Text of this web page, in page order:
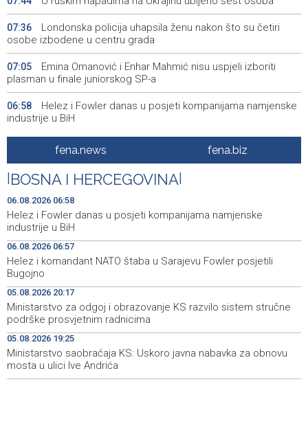
07:36
Londonska policija uhapsila ženu nakon što su četiri
osobe izbodene u centru grada
07:05
Emina Omanović i Enhar Mahmić nisu uspjeli izboriti
plasman u finale juniorskog SP-a
06:58
Helez i Fowler danas u posjeti kompanijama namjenske
industrije u BiH
Helez i komandant NATO štaba u Sarajevu Fowler
posjetili Bugojno
06:50
Izložba luksuznih i sportskih automobila - A Driving Force
danas na Vilsonovom šetalištu
06:50
Duge kolone vozila na izlazu iz BiH na graničnim
prelazima Velika Kladuša, Gradina i Orašje
06:50 Najave događaja za 6. 8. 2026. godine (četvrtak)
21:01
Vlada Srbije: Nema opasnosti od nestašica struje i
vode, riječni promet ugrožen
20:29
Rukometaši 'Slobode' ulaze u novu sezonu s ciljem
povratka u Premijer ligu
fena.news fena.biz
BOSNA I HERCEGOVINA
06.08.2026 06:58
Helez i Fowler danas u posjeti kompanijama namjenske
industrije u BiH
06.08.2026 06:57
Helez i komandant NATO štaba u Sarajevu Fowler posjetili
Bugojno
05.08.2026 20:17
Ministarstvo za odgoj i obrazovanje KS razvilo sistem stručne
podrške prosvjetnim radnicima
05.08.2026 19:25
Ministarstvo saobraćaja KS: Uskoro javna nabavka za obnovu
mosta u ulici Ive Andrića